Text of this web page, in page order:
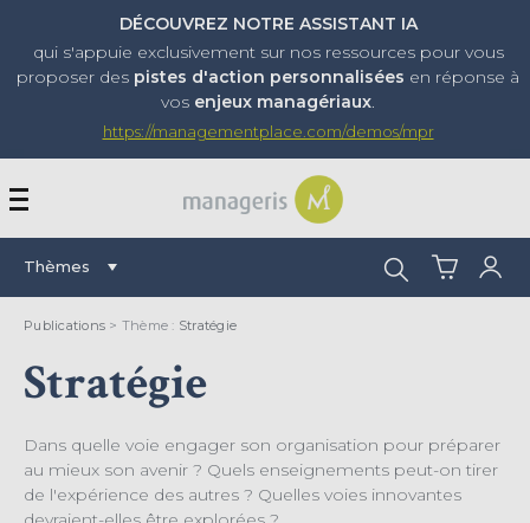
DÉCOUVREZ NOTRE ASSISTANT IA
qui s'appuie exclusivement sur nos ressources pour vous
proposer des pistes d'action personnalisées en réponse à
vos enjeux managériaux.
https://managementplace.com/demos/mpr
AFFICHER OU
Thèmes Rechercher :
Publications > Thème : Stratégie
Stratégie
Dans quelle voie engager son organisation pour préparer
au mieux son avenir ? Quels enseignements peut-on tirer
de l'expérience des autres ? Quelles voies innovantes